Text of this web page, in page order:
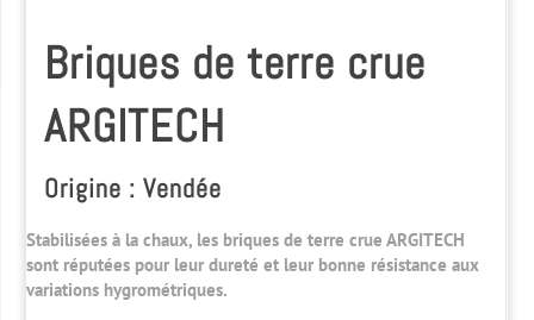
Briques de terre crue
ARGITECH
Origine : Vendée
Stabilisées à la chaux, les briques de terre crue ARGITECH
sont réputées pour leur dureté et leur bonne résistance aux
variations hygrométriques.